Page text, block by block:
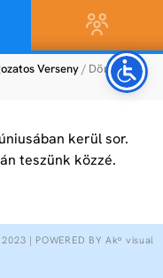
Verseny/ Döntő –
kerül sor.
teszünk közzé.
| POWERED BY Akᵒ visual